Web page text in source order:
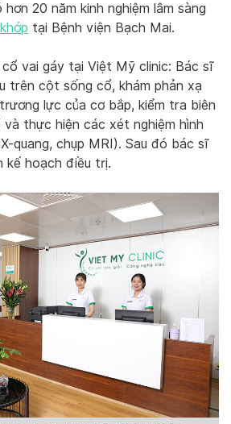
20 năm kinh nghiệm lâm sàng
tại Bệnh viện Bạch Mai.
cổ vai gáy tại Việt Mỹ clinic: Bác sĩ
trên cột sống cổ, khám phản xạ
lực của cơ bắp, kiểm tra biên
thực hiện các xét nghiệm hình
quang, chụp MRI). Sau đó bác sĩ
kế hoạch điều trị.